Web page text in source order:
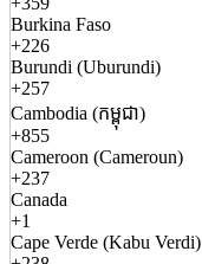
Burkina Faso
+226
Burundi (Uburundi)
+257
Cambodia (កម្ពុជា)
+855
Cameroon (Cameroun)
+237
Canada
+1
Cape Verde (Kabu Verdi)